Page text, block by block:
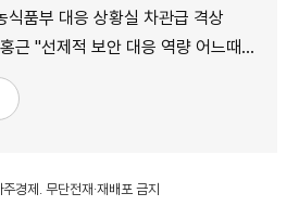
식품부 대응 상황실 차관급 격상
"선제적 보안 대응 역량 어느때보다 중요"
경제. 무단전재·재배포 금지